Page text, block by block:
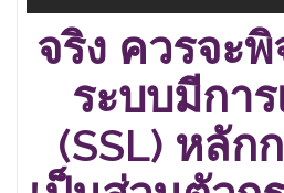
จริง ควรจะ
ระบบมีกา
(SSL) หลัก